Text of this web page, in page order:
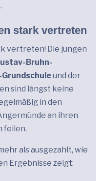
stark vertreten
vertreten! Die jungen
Bruhn-
und der
sind längst keine
in den
an ihren
feilen.
als ausgezahlt, wie
Ergebnisse zeigt: